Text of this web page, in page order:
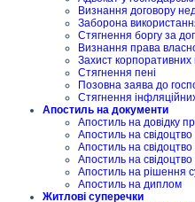
Визнання договору
Заборона
Стягнення боргу за
Визнання права
Захист корпоративних
Стягнення пені
Позовна заява до
Стягнення
Апостиль на документи
Апостиль на довідку
Апостиль на
Апостиль на
Апостиль на
Апостиль на рішення
Апостиль на диплом
Житлові суперечки